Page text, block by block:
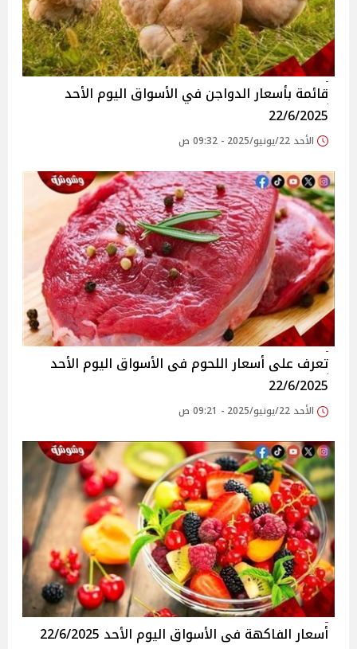
قائمة بأسعار الدواجن في الأسواق‎‎ اليوم الأحد
22/6/2025
الأحد 22/يونيو/2025 - 09:32 ص
تعرف على أسعار اللحوم فى الأسواق‎‎ اليوم الأحد
22/6/2025
الأحد 22/يونيو/2025 - 09:21 ص
أسعار الفاكهة فى الأسواق‎‎ اليوم الأحد 22/6/2025